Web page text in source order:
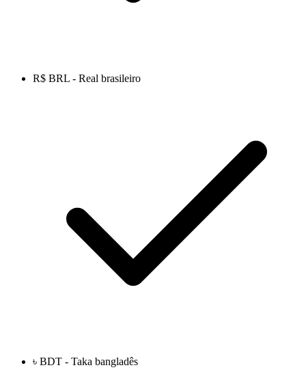
R$ BRL - Real brasileiro
৳ BDT - Taka bangladês